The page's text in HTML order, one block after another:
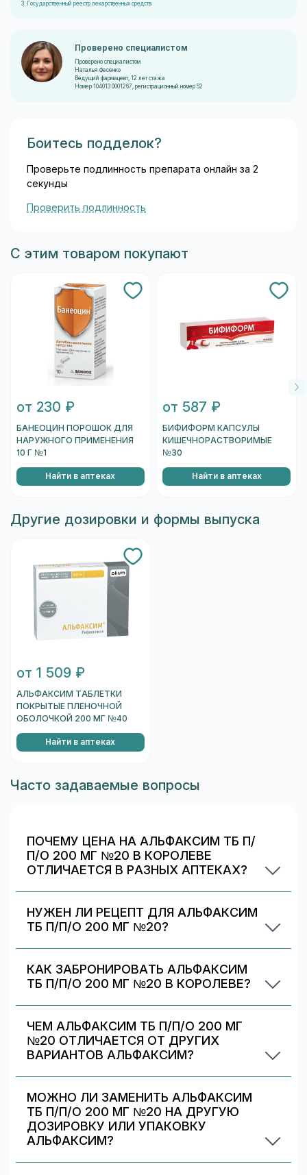
3.
Государственный реестр лекарственных средств
Проверено специалистом
Проверено специалистом
Наталья Фесенко
Ведущий фармацевт, 12 лет стажа
Номер 104013 0001267, регистрационный номер 52
Боитесь подделок?
Проверьте подлинность препарата онлайн за 2
секунды
Проверить подлинность
С этим товаром покупают
от 230 ₽
БАНЕОЦИН ПОРОШОК ДЛЯ
НАРУЖНОГО ПРИМЕНЕНИЯ
10 Г №1
Найти в аптеках
от 587 ₽
БИФИФОРМ КАПСУЛЫ
КИШЕЧНОРАСТВОРИМЫЕ
№30
Найти в аптеках
Другие дозировки и формы выпуска
от 1 509 ₽
АЛЬФАКСИМ ТАБЛЕТКИ
ПОКРЫТЫЕ ПЛЕНОЧНОЙ
ОБОЛОЧКОЙ 200 МГ №40
Найти в аптеках
Часто задаваемые вопросы
ПОЧЕМУ ЦЕНА НА АЛЬФАКСИМ ТБ П/
П/О 200 МГ №20 В КОРОЛЕВЕ
ОТЛИЧАЕТСЯ В РАЗНЫХ АПТЕКАХ?
разных аптек в Королеве — выбирайте самое
выгодное и удобное по адресу/времени
работы.
НУЖЕН ЛИ РЕЦЕПТ ДЛЯ АЛЬФАКСИМ
ТБ П/П/О 200 МГ №20?
Уточняйте правила у выбранной аптеки.
КАК ЗАБРОНИРОВАТЬ АЛЬФАКСИМ
ТБ П/П/О 200 МГ №20 В КОРОЛЕВЕ?
(если доступно). После оформления получите
номер заказа и выкупите препарат в аптеке.
ЧЕМ АЛЬФАКСИМ ТБ П/П/О 200 МГ
№20 ОТЛИЧАЕТСЯ ОТ ДРУГИХ
ВАРИАНТОВ АЛЬФАКСИМ?
«Формы выпуска» можно сравнить цены и
наличие по другим вариантам.
МОЖНО ЛИ ЗАМЕНИТЬ АЛЬФАКСИМ
ТБ П/П/О 200 МГ №20 НА ДРУГУЮ
ДОЗИРОВКУ ИЛИ УПАКОВКУ
АЛЬФАКСИМ?